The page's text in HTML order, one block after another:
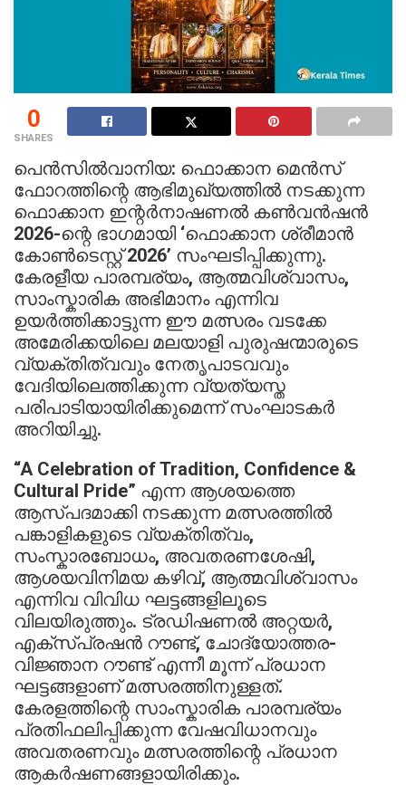
0
SHARES
പെൻസിൽവാനിയ: ഫൊക്കാന മെൻസ്
ഫോറത്തിന്റെ ആഭിമുഖ്യത്തിൽ നടക്കുന്ന
ഫൊക്കാന ഇന്റർനാഷണൽ കൺവൻഷൻ
2026-ന്റെ ഭാഗമായി ‘ഫൊക്കാന ശ്രീമാൻ
കോൺടെസ്റ്റ് 2026’ സംഘടിപ്പിക്കുന്നു.
കേരളീയ പാരമ്പര്യം, ആത്മവിശ്വാസം,
സാംസ്കാരിക അഭിമാനം എന്നിവ
ഉയർത്തിക്കാട്ടുന്ന ഈ മത്സരം വടക്കേ
അമേരിക്കയിലെ മലയാളി പുരുഷന്മാരുടെ
വ്യക്തിത്വവും നേതൃപാടവവും
വേദിയിലെത്തിക്കുന്ന വ്യത്യസ്ത
പരിപാടിയായിരിക്കുമെന്ന് സംഘാടകർ
അറിയിച്ചു.
“A Celebration of Tradition, Confidence &
Cultural Pride” എന്ന ആശയത്തെ
ആസ്പദമാക്കി നടക്കുന്ന മത്സരത്തിൽ
പങ്കാളികളുടെ വ്യക്തിത്വം,
സംസ്കാരബോധം, അവതരണശേഷി,
ആശയവിനിമയ കഴിവ്, ആത്മവിശ്വാസം
എന്നിവ വിവിധ ഘട്ടങ്ങളിലൂടെ
വിലയിരുത്തും. ട്രഡിഷണൽ അറ്റയർ,
എക്സ്പ്രഷൻ റൗണ്ട്, ചോദ്യോത്തര-
വിജ്ഞാന റൗണ്ട് എന്നീ മൂന്ന് പ്രധാന
ഘട്ടങ്ങളാണ് മത്സരത്തിനുള്ളത്.
കേരളത്തിന്റെ സാംസ്കാരിക പാരമ്പര്യം
പ്രതിഫലിപ്പിക്കുന്ന വേഷവിധാനവും
അവതരണവും മത്സരത്തിന്റെ പ്രധാന
ആകർഷണങ്ങളായിരിക്കും.